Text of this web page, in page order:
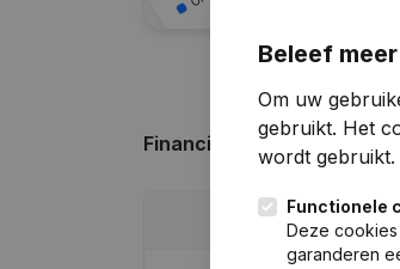
Financiële gegevens van
Beleef
Om uw
gebruikt. Het
wordt gebruikt.
Functionele
Deze
garanderen